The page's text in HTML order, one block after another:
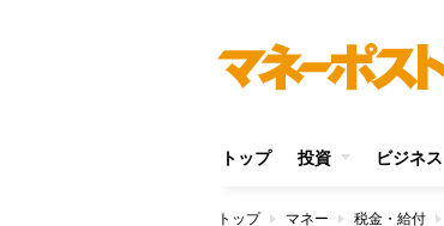
トップ 投資 ビジネス
トップ マネー 税金・給付